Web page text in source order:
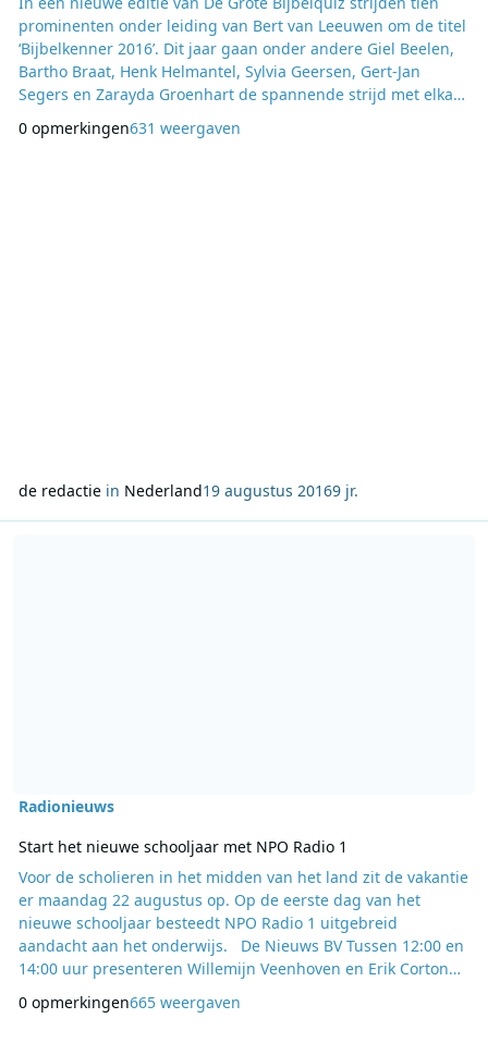
prominenten onder leiding van Bert van Leeuwen om de titel
‘Bijbelkenner 2016’. Dit jaar gaan onder andere Giel Beelen,
Bartho Braat, Henk Helmantel, Sylvia Geersen, Gert-Jan
Segers en Zarayda Groenhart de spannende strijd met elkaar
zien. Na vijf voorrondes vindt op zaterdag 8 oktober een
0 opmerkingen631 weergaven
de redactiein Nederland19 augustus 20169 jr.
Radionieuws
Start het nieuwe schooljaar met NPO Radio 1
Voor de scholieren in het midden van het land zit de vakantie
er maandag 22 augustus op. Op de eerste dag van het
nieuwe schooljaar besteedt NPO Radio 1 uitgebreid
aandacht aan het onderwijs. De Nieuws BV Tussen 12:00 en
14:00 uur presenteren Willemijn Veenhoven en Erik Corton
De Nieuws BV live vanuit het Cals College in IJsselstein.
Staatssecretaris Dekker van Onderwijs geeft het startshot
0 opmerkingen665 weergaven